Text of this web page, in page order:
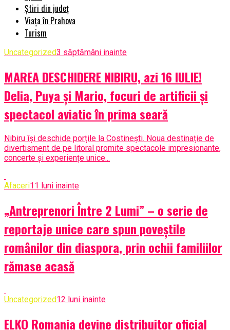
Știri din județ
Viața în Prahova
Turism
Uncategorized3 săptămâni inainte
MAREA DESCHIDERE NIBIRU, azi 16 IULIE!
Delia, Puya și Mario, focuri de artificii și
spectacol aviatic în prima seară
Nibiru își deschide porțile la Costinești. Noua destinație de
divertisment de pe litoral promite spectacole impresionante,
concerte și experiențe unice...
Afaceri11 luni inainte
„Antreprenori Între 2 Lumi” – o serie de
reportaje unice care spun poveștile
românilor din diaspora, prin ochii familiilor
rămase acasă
Uncategorized12 luni inainte
ELKO Romania devine distribuitor oficial